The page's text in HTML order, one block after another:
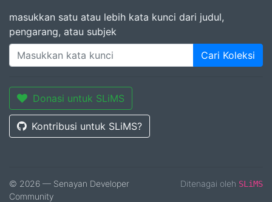
masukkan satu atau lebih kata kunci dari judul,
pengarang, atau subjek
Cari Koleksi
Donasi untuk SLiMS
Kontribusi untuk SLiMS?
© 2026 — Senayan Developer
Community
Ditenagai oleh SLiMS